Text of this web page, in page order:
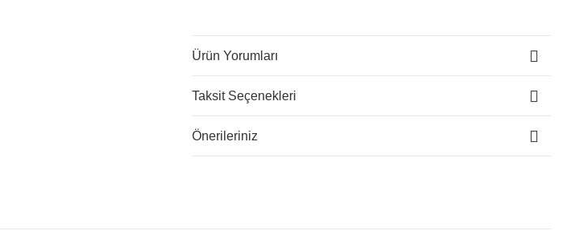
Ürün Yorumları
Taksit Seçenekleri
Önerileriniz